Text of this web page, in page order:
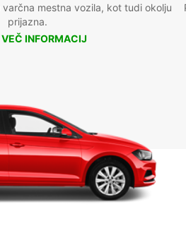
mestna vozila, kot tudi okolju
prijazna.
INFORMACIJ